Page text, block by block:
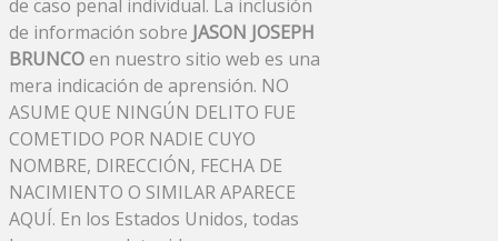
de caso penal individual. La inclusión
de información sobre JASON JOSEPH
BRUNCOen nuestro sitio web es una
mera indicación de aprensión. NO
ASUME QUE NINGÚN DELITO FUE
COMETIDO POR NADIE CUYO
NOMBRE, DIRECCIÓN, FECHA DE
NACIMIENTO O SIMILAR APARECE
AQUÍ. En los Estados Unidos, todas